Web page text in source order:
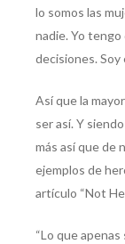
lo somos las
nadie. Yo
decisiones. Soy
Así que la
ser así. Y
más así que de
ejemplos de
artículo “Not
“Lo que